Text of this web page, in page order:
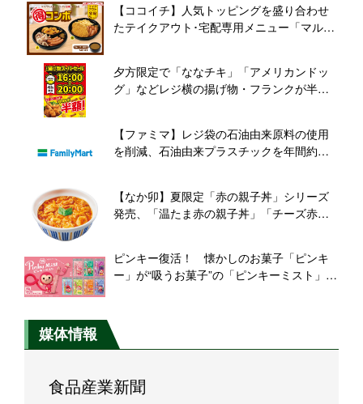
【ココイチ】人気トッピングを盛り合わせ
たテイクアウト･宅配専用メニュー「マル得
夕方限定で「ななチキ」「アメリカンドッ
グ」などレジ横の揚げ物・フランクが半
【ファミマ】レジ袋の石油由来原料の使用
を削減、石油由来プラスチックを年間約
【なか卯】夏限定「赤の親子丼」シリーズ
発売、「温たま赤の親子丼」「チーズ赤の
ピンキー復活！ 懐かしのお菓子「ピンキ
ー」が“吸うお菓子”の「ピンキーミスト」に
媒体情報
食品産業新聞